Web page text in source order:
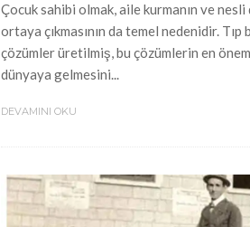
Çocuk sahibi olmak, aile kurmanın ve
ortaya çıkmasının da temel nedenidir.
çözümler üretilmiş, bu çözümlerin en
dünyaya gelmesini...
DEVAMINI OKU